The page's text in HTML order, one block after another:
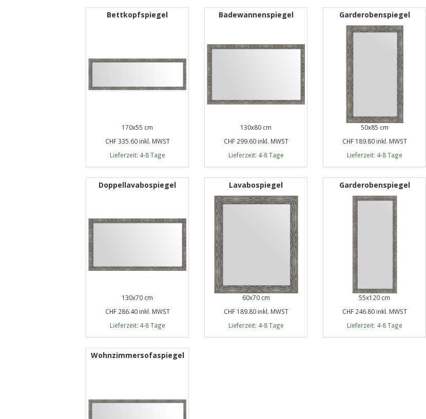
Bettkopfspiegel
170x55 cm
CHF 335.60 inkl. MWST
Lieferzeit: 4-8 Tage
Badewannenspiegel
130x80 cm
CHF 299.60 inkl. MWST
Lieferzeit: 4-8 Tage
Garderobenspiegel
50x85 cm
CHF 189.80 inkl. MWST
Lieferzeit: 4-8 Tage
Doppellavabospiegel
130x70 cm
CHF 286.40 inkl. MWST
Lieferzeit: 4-8 Tage
Lavabospiegel
60x70 cm
CHF 189.80 inkl. MWST
Lieferzeit: 4-8 Tage
Garderobenspiegel
55x120 cm
CHF 246.80 inkl. MWST
Lieferzeit: 4-8 Tage
Wohnzimmersofaspiegel